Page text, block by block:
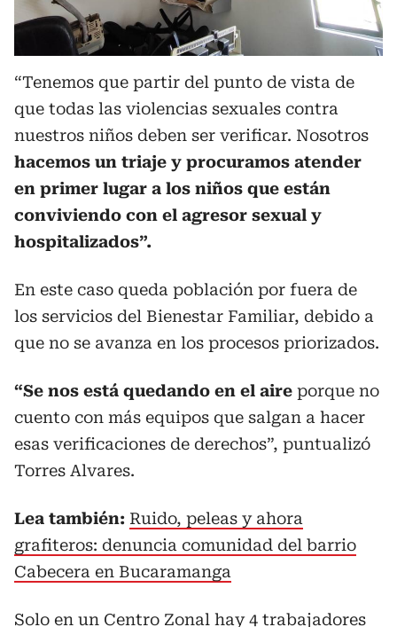
“Tenemos que partir del punto de vista de
que todas las violencias sexuales contra
nuestros niños deben ser verificar. Nosotros
hacemos un triaje y procuramos atender
en primer lugar a los niños que están
conviviendo con el agresor sexual y
hospitalizados”.
En este caso queda población por fuera de
los servicios del Bienestar Familiar, debido a
que no se avanza en los procesos priorizados.
“Se nos está quedando en el aire porque no
cuento con más equipos que salgan a hacer
esas verificaciones de derechos”, puntualizó
Torres Alvares.
Lea también: Ruido, peleas y ahora
grafiteros: denuncia comunidad del barrio
Cabecera en Bucaramanga
Solo en un Centro Zonal hay 4 trabajadores